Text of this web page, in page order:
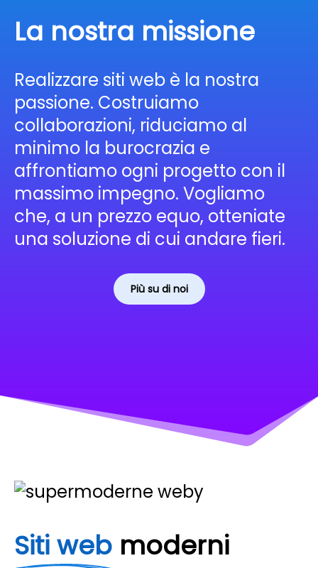
La nostra missione
Realizzare siti web è la nostra
passione. Costruiamo
collaborazioni, riduciamo al
minimo la burocrazia e
affrontiamo ogni progetto con il
massimo impegno. Vogliamo
che, a un prezzo equo, otteniate
una soluzione di cui andare fieri.
Più su di noi
Siti web moderni